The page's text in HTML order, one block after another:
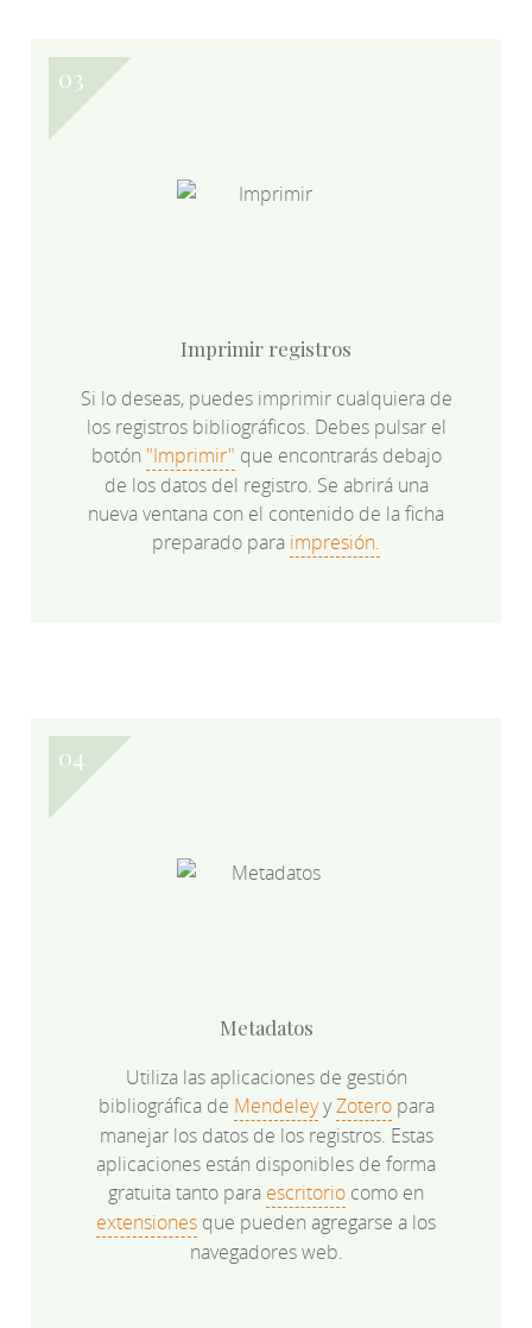
Imprimir registros
Si lo deseas, puedes imprimir cualquiera de
los registros bibliográficos. Debes pulsar el
botón "Imprimir" que encontrarás debajo
de los datos del registro. Se abrirá una
nueva ventana con el contenido de la ficha
preparado para impresión.
Metadatos
Utiliza las aplicaciones de gestión
bibliográfica de MendeleyyZoteropara
manejar los datos de los registros. Estas
aplicaciones están disponibles de forma
gratuita tanto para escritorio como en
extensiones que pueden agregarse a los
navegadores web.